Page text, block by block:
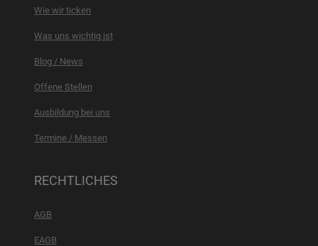
Wie wir ticken
Was uns wichtig ist
Blog / News
Offene Stellen
Ausbildung bei uns
Termine / Messen
RECHTLICHES
AGB
EAGB